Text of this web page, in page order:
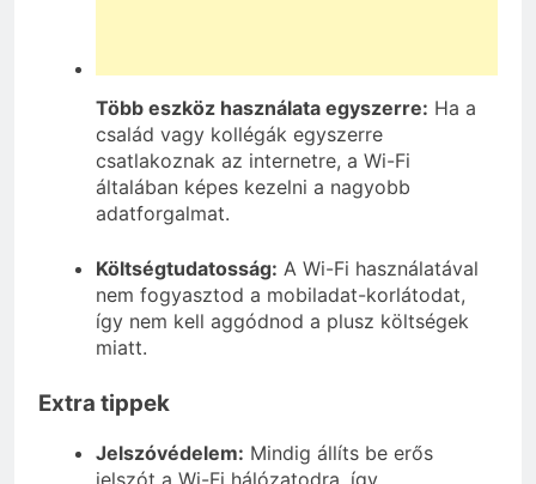
Több eszköz használata egyszerre: Ha a
család vagy kollégák egyszerre
csatlakoznak az internetre, a Wi-Fi
általában képes kezelni a nagyobb
adatforgalmat.
Költségtudatosság: A Wi-Fi használatával
nem fogyasztod a mobiladat-korlátodat,
így nem kell aggódnod a plusz költségek
miatt.
Extra tippek
Jelszóvédelem: Mindig állíts be erős
jelszót a Wi-Fi hálózatodra, így